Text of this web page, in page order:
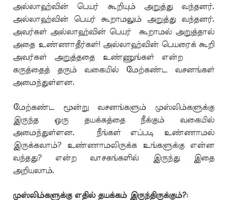
அல்லாஹ்வின் பெயர் கூறியும் அறுத்து வந்தனர்.
அல்லாஹ்வின் பெயர் கூறாமலும் அறுத்து வந்தனர்.
அவர்கள் அல்லாஹ்வின் பெயர் கூறாமல் அறுத்தால்
அதை உண்ணாதீர்கள்! அல்லாஹ்வின் பெயரைக் கூறி
அவர்கள் அறுத்ததை உண்ணுங்கள் என்ற
கருத்தைத் தரும் வகையில் மேற்கண்ட வசனங்கள்
அமைந்துள்ளன.
மேற்கண்ட மூன்று வசனங்களும் முஸ்லிம்களுக்கு
இருந்த ஒரு தயக்கத்தை நீக்கும் வகையில்
அமைந்துள்ளன. நீங்கள் எப்படி உண்ணாமல்
இருக்கலாம்? உண்ணாமலிருக்க உங்களுக்கு என்ன
வந்தது? என்ற வாசகங்களில் இருந்து இதை
அறியலாம்.
முஸ்லிம்களுக்கு எதில் தயக்கம் இருந்திருக்கும்?: